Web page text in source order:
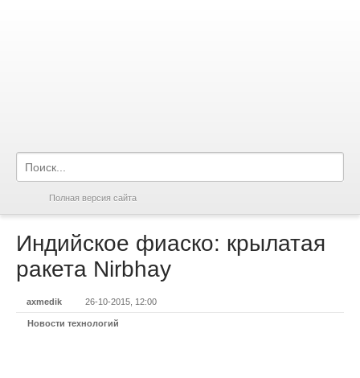
Полная версия сайта
Индийское фиаско: крылатая
ракета Nirbhay
axmedik 26-10-2015, 12:00
Новости технологий